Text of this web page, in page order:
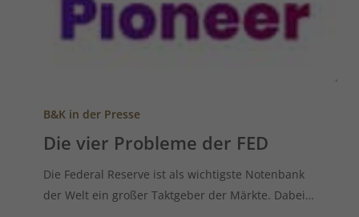
B&K in der Presse
Die vier Probleme der FED
Die Federal Reserve ist als wichtigste Notenbank
der Welt ein großer Taktgeber der Märkte. Dabei…